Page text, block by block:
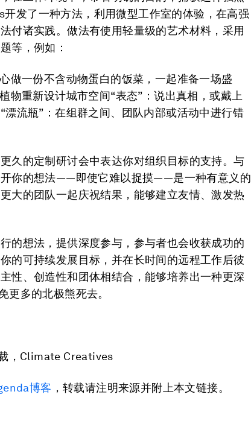
发了一种方法，利用微型工作室的体验，在高强
付诸实践。做法有使用轻量级的艺术材料，采用
等，例如：
做一份不含动物蛋白的饭菜，一起准备一场盛
物重新设计城市空间“表态”：说出真相，或戴上
漂流瓶”：在组群之间、团队内部或活动中进行错
久的定制研讨会中表达你对组织目标的支持。与
开你的想法——即使它难以捉摸——是一种有意义的
大的团队一起庆祝结果，能够建立友情、激发热
的想法，提供深度参与，参与者也会收获成功的
的可持续发展目标，并在长时间的远程工作后彼
性、创造性和团体相结合，能够培养出一种更深
多的北极熊死去。
，Climate Creatives
博客 ，转载请注明来源并附上本文链接。